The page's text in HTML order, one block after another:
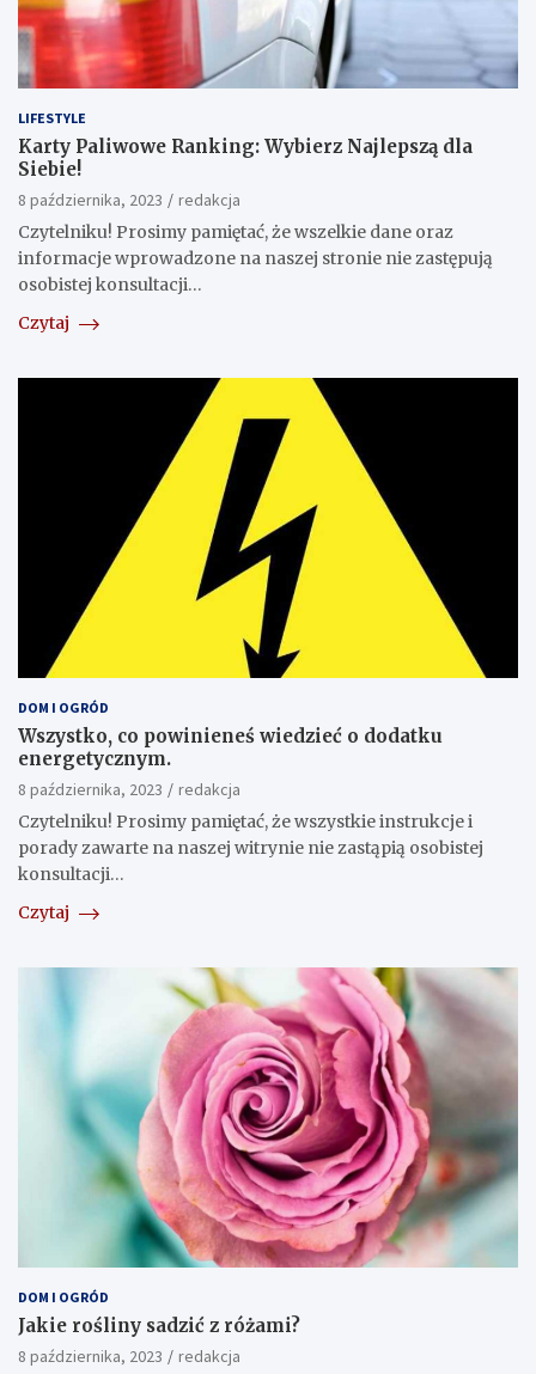
LIFESTYLE
Karty Paliwowe Ranking: Wybierz Najlepszą dla
Siebie!
8 października, 2023
redakcja
Czytelniku! Prosimy pamiętać, że wszelkie dane oraz
informacje wprowadzone na naszej stronie nie zastępują
osobistej konsultacji…
Czytaj
DOM I OGRÓD
Wszystko, co powinieneś wiedzieć o dodatku
energetycznym.
8 października, 2023
redakcja
Czytelniku! Prosimy pamiętać, że wszystkie instrukcje i
porady zawarte na naszej witrynie nie zastąpią osobistej
konsultacji…
Czytaj
DOM I OGRÓD
Jakie rośliny sadzić z różami?
8 października, 2023
redakcja